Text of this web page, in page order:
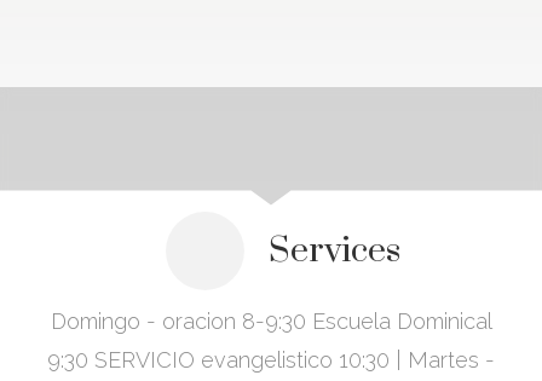
Services
Domingo - oracion 8-9:30 Escuela Dominical
9:30 SERVICIO evangelistico 10:30 | Martes -